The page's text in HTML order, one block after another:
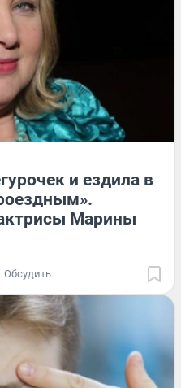
и ездила в
Марины
Обсудить